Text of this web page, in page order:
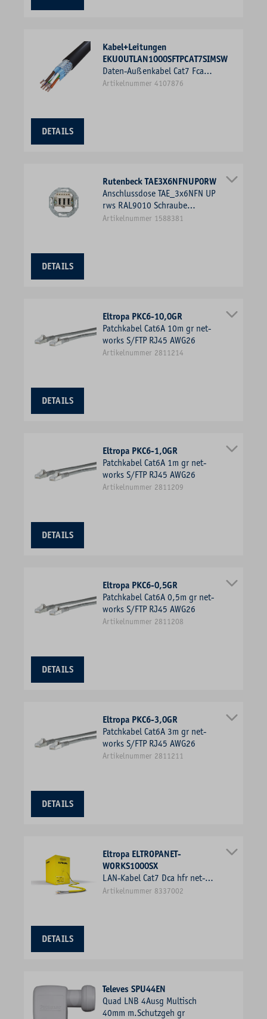
Kabel+Leitungen
EKUOUTLAN1000SFTPCAT7SIMSW
Daten-Außenkabel Cat7 Fca
ekuOutLan1000 4x2xAWG23 TR1T
Artikelnummer 4107876
DETAILS
Rutenbeck TAE3X6NFNUP0RW
Anschlussdose TAE_3x6NFN UP
rws RAL9010 Schraube
Unterputzmontage Kanaleinb
Artikelnummer 1588381
DETAILS
Eltropa PKC6-10,0GR
Patchkabel Cat6A 10m gr net-
works S/FTP RJ45 AWG26
Artikelnummer 2811214
DETAILS
Eltropa PKC6-1,0GR
Patchkabel Cat6A 1m gr net-
works S/FTP RJ45 AWG26
Artikelnummer 2811209
DETAILS
Eltropa PKC6-0,5GR
Patchkabel Cat6A 0,5m gr net-
works S/FTP RJ45 AWG26
Artikelnummer 2811208
DETAILS
Eltropa PKC6-3,0GR
Patchkabel Cat6A 3m gr net-
works S/FTP RJ45 AWG26
Artikelnummer 2811211
DETAILS
Eltropa ELTROPANET-
WORKS1000SX
LAN-Kabel Cat7 Dca hfr net-
works Farbe 4x2xAWG23 ge
Artikelnummer 8337002
DETAILS
Televes SPU44EN
Quad LNB 4Ausg Multisch
40mm m.Schutzgeh gr